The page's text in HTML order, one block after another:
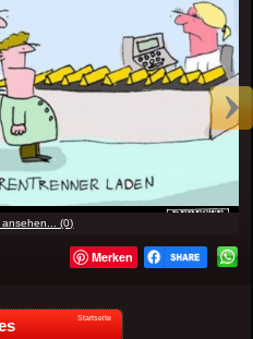
ansehen... (0)
Merken
Startseite